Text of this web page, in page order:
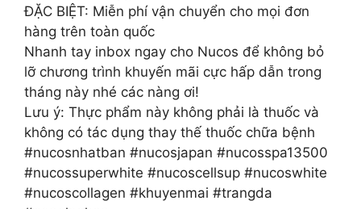
ĐẶC BIỆT: Miễn phí vận chuyển cho mọi đơn
hàng trên toàn quốc
Nhanh tay inbox ngay cho Nucos để không bỏ
lỡ chương trình khuyến mãi cực hấp dẫn trong
tháng này nhé các nàng ơi!
Lưu ý: Thực phẩm này không phải là thuốc và
không có tác dụng thay thế thuốc chữa bệnh
#nucosnhatban #nucosjapan #nucosspa13500
#nucossuperwhite #nucoscellsup #nucoswhite
#nucoscollagen #khuyenmai #trangda